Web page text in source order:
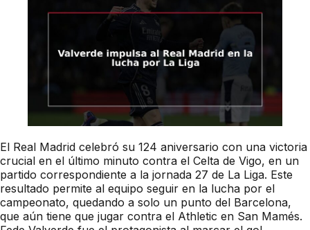
El Real Madrid celebró su 124 aniversario con una victoria
crucial en el último minuto contra el Celta de Vigo, en un
partido correspondiente a la jornada 27 de La Liga. Este
resultado permite al equipo seguir en la lucha por el
campeonato, quedando a solo un punto del Barcelona,
que aún tiene que jugar contra el Athletic en San Mamés.